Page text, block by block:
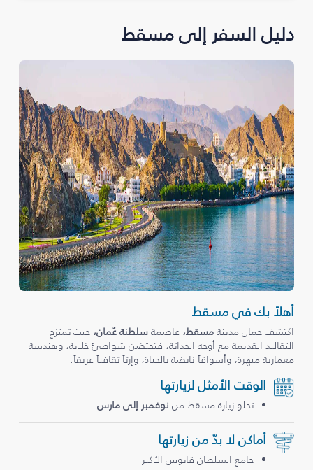
دليل السفر إلى مسقط
أهلاً بك في مسقط
اكتشف جمال مدينةمسقط، عاصمةسلطنة عُمان، حيث تمتزج
التقاليد القديمة مع أوجه الحداثة، فتحتضن شواطئ خلابة، وهندسة
معمارية مبهرة، وأسواقاً نابضة بالحياة، وإرثاً ثقافياً عريقاً.
الوقت الأمثل لزيارتها
تحلو زيارة مسقط من نوفمبر إلى مارس.
أماكن لا بدّ من زيارتها
جامع السلطان قابوس الأكبر